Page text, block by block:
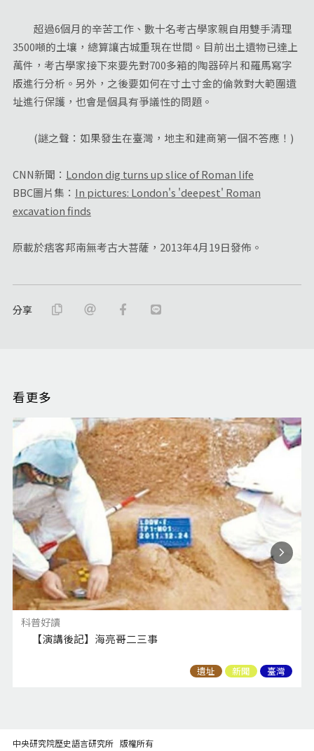
超過6個月的辛苦工作、數十名考古學家親自用雙手清理
3500噸的土壤，總算讓古城重現在世間。目前出土遺物已達上
萬件，考古學家接下來要先對700多箱的陶器碎片和羅馬寫字
版進行分析。另外，之後要如何在寸土寸金的倫敦對大範圍遺
址進行保護，也會是個具有爭議性的問題。
(謎之聲：如果發生在臺灣，地主和建商第一個不答應！)
CNN新聞： London dig turns up slice of Roman life
BBC圖片集： In pictures: London's 'deepest' Roman
excavation finds
原載於痞客邦南無考古大菩薩，2013年4月19日發佈。
分享
看更多
科普好讀
【演講後記】海亮哥二三事
遺址 新聞 臺灣
中央研究院歷史語言研究所 版權所有